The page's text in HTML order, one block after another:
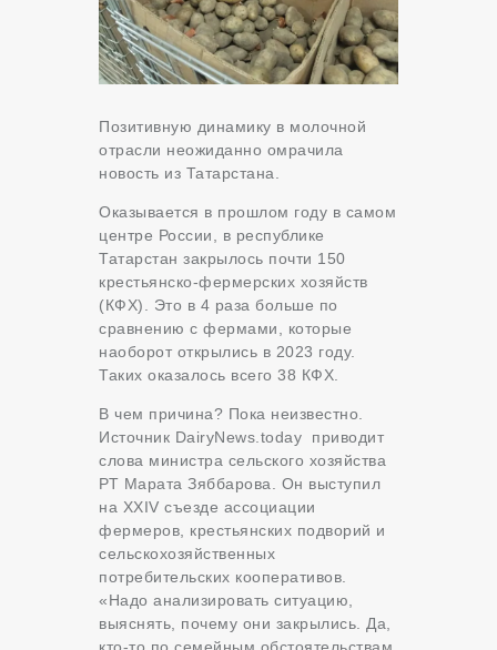
Позитивную динамику в молочной
отрасли неожиданно омрачила
новость из Татарстана.
Оказывается в прошлом году в самом
центре России, в республике
Татарстан закрылось почти 150
крестьянско-фермерских хозяйств
(КФХ). Это в 4 раза больше по
сравнению с фермами, которые
наоборот открылись в 2023 году.
Таких оказалось всего 38 КФХ.
В чем причина? Пока неизвестно.
Источник DairyNews.today приводит
слова министра сельского хозяйства
РТ Марата Зяббарова. Он выступил
на XXIV съезде ассоциации
фермеров, крестьянских подворий и
сельскохозяйственных
потребительских кооперативов.
«Надо анализировать ситуацию,
выяснять, почему они закрылись. Да,
кто-то по семейным обстоятельствам